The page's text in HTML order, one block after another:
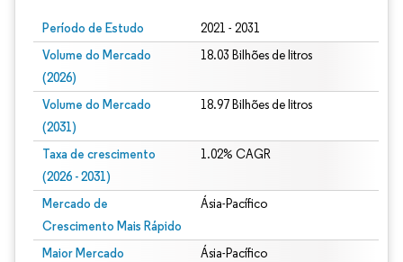
Período de Estudo 2021 - 2031
Volume do Mercado
(2026)
18.03 Bilhões de litros
Volume do Mercado
(2031)
18.97 Bilhões de litros
Taxa de crescimento
(2026 - 2031)
1.02% CAGR
Mercado de
Crescimento Mais Rápido
Ásia-Pacífico
Maior Mercado Ásia-Pacífico